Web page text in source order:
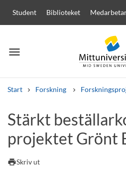
Student Biblioteket
menu
Meny
Start Forskning
Andra söktjänster
Kurser och program Kursplaner
Lediga jobb
Stärkt
projektet Grönt
printSkriv ut